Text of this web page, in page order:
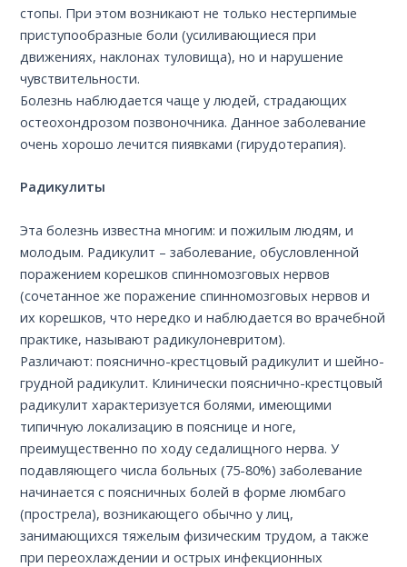
стопы. При этом возникают не только нестерпимые
приступообразные боли (усиливающиеся при
движениях, наклонах туловища), но и нарушение
чувствительности.
Болезнь наблюдается чаще у людей, страдающих
остеохондрозом позвоночника. Данное заболевание
очень хорошо лечится пиявками (гирудотерапия).
Радикулиты
Эта болезнь известна многим: и пожилым людям, и
молодым. Радикулит – заболевание, обусловленной
поражением корешков спинномозговых нервов
(сочетанное же поражение спинномозговых нервов и
их корешков, что нередко и наблюдается во врачебной
практике, называют радикулоневритом).
Различают: пояснично-крестцовый радикулит и шейно-
грудной радикулит. Клинически пояснично-крестцовый
радикулит характеризуется болями, имеющими
типичную локализацию в пояснице и ноге,
преимущественно по ходу седалищного нерва. У
подавляющего числа больных (75-80%) заболевание
начинается с поясничных болей в форме люмбаго
(прострела), возникающего обычно у лиц,
занимающихся тяжелым физическим трудом, а также
при переохлаждении и острых инфекционных